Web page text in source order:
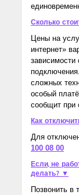
Сколько
Цены на
интернет»
зависимости
сложных
особый
сообщит при
Как
Для
100 08 00
Если, не
делать? ▼
Позвонить в